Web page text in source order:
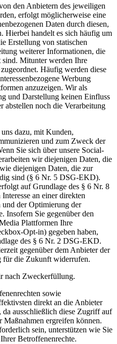
den Anbietern des jeweiligen
erfolgt möglicherweise eine
Daten durch diesen,
Hierbei handelt es sich häufig um
Erstellung von statischen
weiterer Informationen, die
Mitunter werden Ihre
Häufig werden diese
Werbung
anzuzeigen. Wir als
und Darstellung keinen Einfluss
abstellen noch die Verarbeitung
dazu, mit Kunden,
und zum Zweck der
Sie sich über unsere Social-
wir diejenigen Daten, die
diejenigen Daten, die zur
sind (§ 6 Nr. 5 DSG-EKD).
auf Grundlage des § 6 Nr. 8
an einer direkten
der Optimierung der
Insofern Sie gegenüber den
Plattformen Ihre
Opt-in) gegeben haben,
des § 6 Nr. 2 DSG-EKD.
gegenüber dem Anbieter der
die Zukunft widerrufen.
nach Zweckerfüllung.
sowie
direkt an die Anbieter
ausschließlich diese Zugriff auf
Maßnahmen ergreifen können.
sein, unterstützen wie Sie
Betroffenenrechte.